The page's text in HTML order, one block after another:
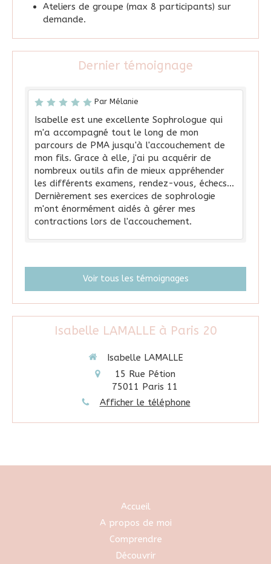
Ateliers de groupe (max 8 participants) sur
demande.
Dernier témoignage
Par Mélanie
Isabelle est une excellente Sophrologue qui
m'a accompagné tout le long de mon
parcours de PMA jusqu'à l'accouchement de
mon fils. Grace à elle, j'ai pu acquérir de
nombreux outils afin de mieux appréhender
les différents examens, rendez-vous, échecs...
Dernièrement ses exercices de sophrologie
m'ont énormément aidés à gérer mes
contractions lors de l'accouchement.
Voir tous les témoignages
Isabelle LAMALLE à Paris 20
Isabelle LAMALLE
15 Rue Pétion
75011 Paris 11
Afficher le téléphone
Accueil
A propos de moi
Comprendre
Découvrir